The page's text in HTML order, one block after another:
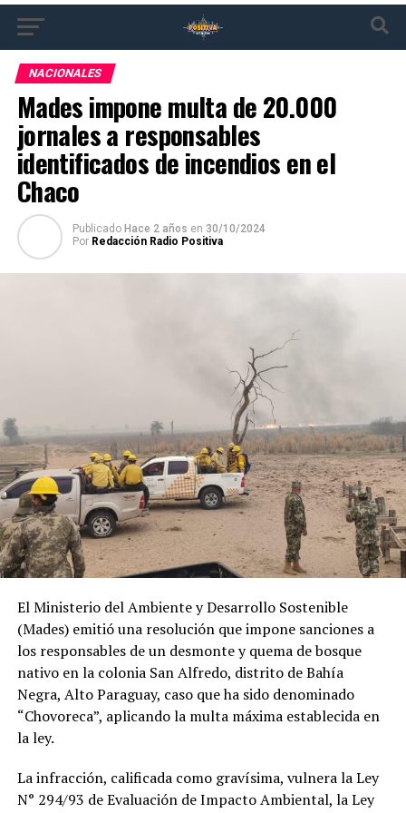
NACIONALES
Mades impone multa de 20.000
jornales a responsables
identificados de incendios en el
Chaco
Publicado Hace 2 años en 30/10/2024
Por Redacción Radio Positiva
El Ministerio del Ambiente y Desarrollo Sostenible
(Mades) emitió una resolución que impone sanciones a
los responsables de un desmonte y quema de bosque
nativo en la colonia San Alfredo, distrito de Bahía
Negra, Alto Paraguay, caso que ha sido denominado
“Chovoreca”, aplicando la multa máxima establecida en
la ley.
La infracción, calificada como gravísima, vulnera la Ley
N° 294/93 de Evaluación de Impacto Ambiental, la Ley